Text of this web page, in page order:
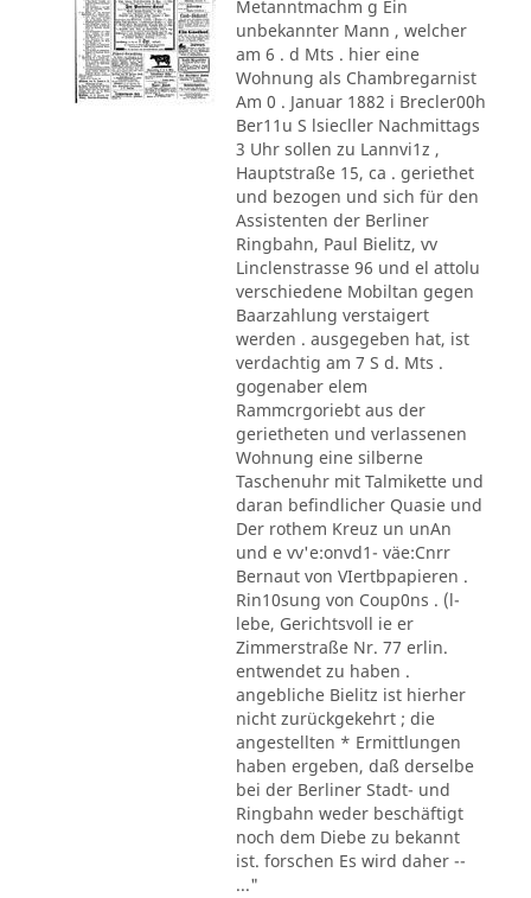
Metanntmachm g Ein
unbekannter Mann , welcher
am 6 . d Mts . hier eine
Wohnung als Chambregarnist
Am 0 . Januar 1882 i Brecler00h
Ber11u S lsiecller Nachmittags
3 Uhr sollen zu Lannvi1z ,
Hauptstraße 15, ca . geriethet
und bezogen und sich für den
Assistenten der Berliner
Ringbahn, Paul Bielitz, vv
Linclenstrasse 96 und el attolu
verschiedene Mobiltan gegen
Baarzahlung verstaigert
werden . ausgegeben hat, ist
verdachtig am 7 S d. Mts .
gogenaber elem
Rammcrgoriebt aus der
gerietheten und verlassenen
Wohnung eine silberne
Taschenuhr mit Talmikette und
daran befindlicher Quasie und
Der rothem Kreuz un unAn
und e vv'e:onvd1- väe:Cnrr
Bernaut von VIertbpapieren .
Rin10sung von Coup0ns . (l-
lebe, Gerichtsvoll ie er
Zimmerstraße Nr. 77 erlin.
entwendet zu haben .
angebliche Bielitz ist hierher
nicht zurückgekehrt ; die
angestellten * Ermittlungen
haben ergeben, daß derselbe
bei der Berliner Stadt- und
Ringbahn weder beschäftigt
noch dem Diebe zu bekannt
ist. forschen Es wird daher --
..."